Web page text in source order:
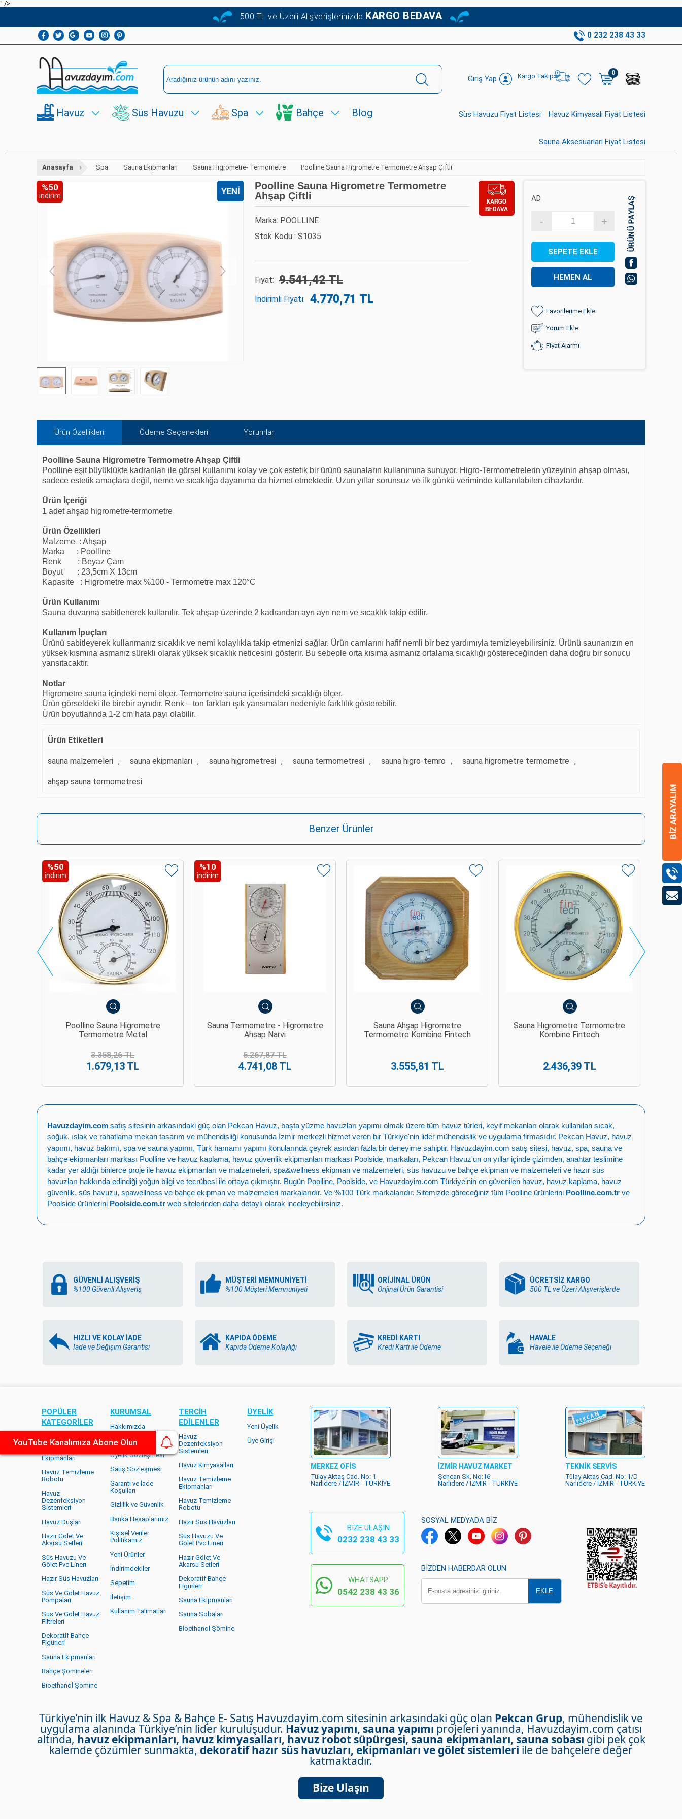
" />
500 TL ve Üzeri Alışverişlerinizde KARGO BEDAVA
0 232 238 43 33
0
Kargo Takip
Giriş Yap
Havuz Süs Havuzu Spa Bahçe Blog Havuz Kimyasalı Fiyat Listesi
Süs Havuzu Fiyat Listesi
Sauna Aksesuarları Fiyat Listesi
Anasayfa Spa Sauna Ekipmanları Sauna Higrometre- Termometre Poolline Sauna Higrometre Termometre Ahşap Çiftli
%50
indirim
Poolline Sauna Higrometre Termometre
Ahşap Çiftli
Marka: POOLLINE
Stok Kodu : S1035
Fiyat: 9.541,42 TL
İndirimli Fiyatı: 4.770,71 TL
AD
- +
SEPETE EKLE
HEMEN AL
Favorilerime Ekle
Yorum Ekle
Fiyat Alarmı
Ürün Özellikleri Ödeme Seçenekleri Yorumlar
Poolline Sauna Higrometre Termometre Ahşap Çiftli
Poolline eşit büyüklükte kadranları ile görsel kullanımı kolay ve çok estetik bir ürünü saunaların kullanımına sunuyor. Higro-Termometrelerin yüzeyinin ahşap olması,
sadece estetik amaçlara değil, neme ve sıcaklığa dayanıma da hizmet etmektedir. Uzun yıllar sorunsuz ve ilk günkü veriminde kullanılabilen cihazlardır.
Ürün İçeriği
1 adet ahşap higrometre-termometre
Ürün Özellikleri
Malzeme : Ahşap
Marka : Poolline
Renk : Beyaz Çam
Boyut : 23,5cm X 13cm
Kapasite : Higrometre max %100 - Termometre max 120°C
Ürün Kullanımı
Sauna duvarına sabitlenerek kullanılır. Tek ahşap üzerinde 2 kadrandan ayrı ayrı nem ve sıcaklık takip edilir.
Kullanım İpuçları
Ürünü sabitleyerek kullanmanız sıcaklık ve nemi kolaylıkla takip etmenizi sağlar. Ürün camlarını hafif nemli bir bez yardımıyla temizleyebilirsiniz. Ürünü saunanızın en
yüksek kısmına asmanız sürekli olarak yüksek sıcaklık neticesini gösterir. Bu sebeple orta kısıma asmanız ortalama sıcaklığı göstereceğinden daha doğru bir sonucu
yansıtacaktır.
Notlar
Higrometre sauna içindeki nemi ölçer. Termometre sauna içerisindeki sıcaklığı ölçer.
Ürün görseldeki ile birebir aynıdır. Renk – ton farkları ışık yansımaları nedeniyle farklılık gösterebilir.
Ürün boyutlarında 1-2 cm hata payı olabilir.
Ürün Etiketleri
sauna malzemeleri , sauna ekipmanları , sauna higrometresi , sauna termometresi , sauna higro-temro , sauna higrometre termometre ,
ahşap sauna termometresi
Benzer Ürünler
%10
indirim
Sauna Termometre - Higrometre
Ahsap Narvi
5.267,87 TL
4.741,08 TL
Sauna Ahşap Higrometre
Termometre Kombine Fintech
3.555,81 TL
Sauna Hıgrometre Termometre
Kombine Fintech
2.436,39 TL
Sauna Termometre - Higrometre
Kombine Ahşap Çiftli Fintech
4.609,38 TL
YouTube Kanalımıza Abone Olun
Havuzdayim.com satış sitesinin arkasındaki güç olan Pekcan Havuz, başta yüzme havuzları yapımı olmak üzere tüm havuz türleri, keyif mekanları olarak kullanılan sıcak,
soğuk, ıslak ve rahatlama mekan tasarım ve mühendisliği konusunda İzmir merkezli hizmet veren bir Türkiye'nin lider mühendislik ve uygulama firmasıdır. Pekcan Havuz, havuz
yapımı, havuz bakımı, spa ve sauna yapımı, Türk hamamı yapımı konularında çeyrek asırdan fazla bir deneyime sahiptir. Havuzdayim.com satış sitesi, havuz, spa, sauna ve
bahçe ekipmanları markası Poolline ve havuz kaplama, havuz güvenlik ekipmanları markası Poolside, markaları, Pekcan Havuz'un on yıllar içinde çizimden, anahtar teslimine
kadar yer aldığı binlerce proje ile havuz ekipmanları ve malzemeleri, spa&wellness ekipman ve malzemeleri, süs havuzu ve bahçe ekipman ve malzemeleri ve hazır süs
havuzları hakkında edindiği yoğun bilgi ve tecrübesi ile ortaya çıkmıştır. Bugün Poolline, Poolside, ve Havuzdayim.com Türkiye'nin en güvenilen havuz, havuz kaplama, havuz
güvenlik, süs havuzu, spawellness ve bahçe ekipman ve malzemeleri markalarıdır. Ve %100 Türk markalarıdır. Sitemizde göreceğiniz tüm Poolline ürünlerini Poolline.com.tr ve
Poolside ürünlerini Poolside.com.tr web sitelerinden daha detaylı olarak inceleyebilirsiniz.
GÜVENLİ ALIŞVERİŞ
%100 Güvenli Alışveriş
MÜŞTERİ MEMNUNİYETİ
%100 Müşteri Memnuniyeti
ORİJİNAL ÜRÜN
Orijinal Ürün Garantisi
ÜCRETSİZ KARGO
500 TL ve Üzeri Alışverişlerde
HIZLI VE KOLAY İADE
İade ve Değişim Garantisi
KAPIDA ÖDEME
Kapıda Ödeme Kolaylığı
KREDİ KARTI
Kredi Kartı ile Ödeme
HAVALE
Havele ile Ödeme Seçeneği
POPÜLER
KATEGORILER
Ekipmanları
Havuz Temizleme
Robotu
Havuz
Dezenfeksiyon
Sistemleri
Havuz Duşları
Hazır Gölet Ve
Akarsu Setleri
Süs Havuzu Ve
Gölet Pvc Linerı
Hazır Süs Havuzları
Süs Ve Gölet Havuz
Pompaları
Süs Ve Gölet Havuz
Filtreleri
Dekoratif Bahçe
Figürleri
Sauna Ekipmanları
Bahçe Şömineleri
Bioethanol Şömine
KURUMSAL
Hakkımızda
Teslimat Koşulları
Üyelik Sözleşmesi
Satış Sözleşmesi
Garanti ve İade
Koşulları
Gizlilik ve Güvenlik
Banka Hesaplarımız
Kişisel Veriler
Politikamız
Yeni Ürünler
İndirimdekiler
Sepetim
İletişim
Kullanım Talimatları
TERCİH
EDİLENLER
Havuz
Dezenfeksiyon
Sistemleri
Havuz Kimyasalları
Havuz Temizleme
Ekipmanları
Havuz Temizleme
Robotu
Hazır Süs Havuzları
Süs Havuzu Ve
Gölet Pvc Linerı
Hazır Gölet Ve
Akarsu Setleri
Dekoratif Bahçe
Figürleri
Sauna Ekipmanları
Sauna Sobaları
Bioethanol Şömine
ÜYELIK
Yeni Üyelik
Üye Girişi
MERKEZ OFİS
Tülay Aktaş Cad. No: 1
Narlıdere / İZMİR - TÜRKİYE
İZMİR HAVUZ MARKET
Şencan Sk. No:16
Narlıdere / İZMİR - TÜRKİYE
TEKNİK SERVİS
Tülay Aktaş Cad. No: 1/D
Narlıdere / İZMİR - TÜRKİYE
BİZE ULAŞIN
0232 238 43 33
WHATSAPP
0542 238 43 36
SOSYAL MEDYADA BİZ
BIZDEN HABERDAR OLUN
Türkiye’nin ilk Havuz & Spa & Bahçe E- Satış Havuzdayim.com sitesinin arkasındaki güç olan Pekcan Grup, mühendislik ve
uygulama alanında Türkiye’nin lider kuruluşudur. Havuz yapımı, sauna yapımı projeleri yanında, Havuzdayim.com çatısı
altında, havuz ekipmanları, havuz kimyasalları, havuz robot süpürgesi, sauna ekipmanları, sauna sobası gibi pek çok
kalemde çözümler sunmakta, dekoratif hazır süs havuzları, ekipmanları ve gölet sistemleri ile de bahçelere değer
katmaktadır.
Bize Ulaşın